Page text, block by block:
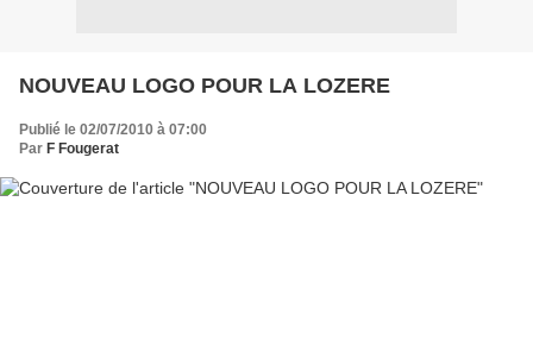
NOUVEAU LOGO POUR LA LOZERE
Publié le 02/07/2010 à 07:00
Par F Fougerat